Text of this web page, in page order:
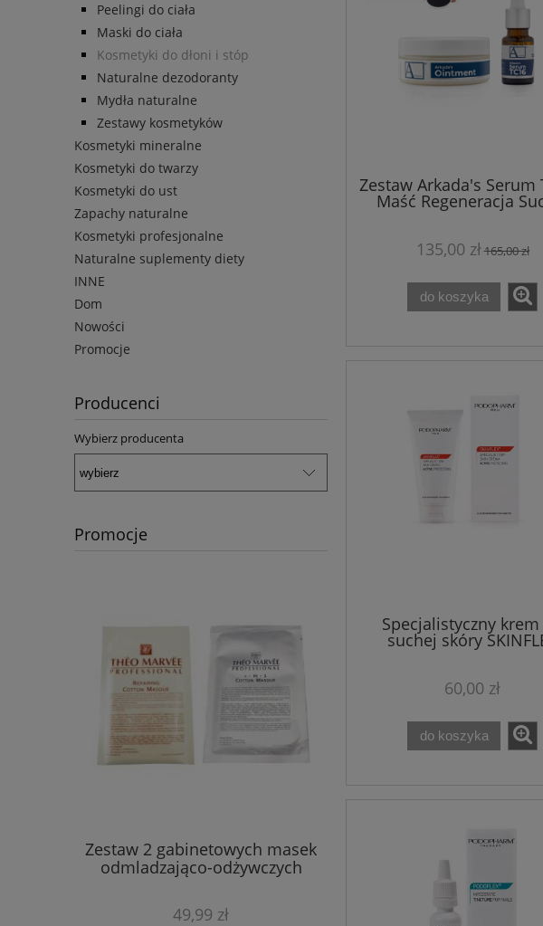
Peelingi do ciała
Maski do ciała
Kosmetyki do dłoni i stóp
Naturalne dezodoranty
Mydła naturalne
Zestawy kosmetyków
Kosmetyki mineralne
Kosmetyki do twarzy
Kosmetyki do ust
Zapachy naturalne
Kosmetyki profesjonalne
Naturalne suplementy diety
INNE
Dom
Nowości
Promocje
Producenci
Wybierz producenta
Promocje
Zestaw 2 gabinetowych masek
odmladzająco-odżywczych
49,99 zł
Zestaw Arkada's Serum
Maść Regeneracja Suchej
GRATIS tarka
135,00 zł
Zestaw Arkada's Serum
Maść Regeneracja
Skóry + GRATIS tarka
135,00 zł165,00 zł
do koszyka
Specjalistyczny
suchej skóry
Podopharm 150 ml
60,00 zł
do koszyka